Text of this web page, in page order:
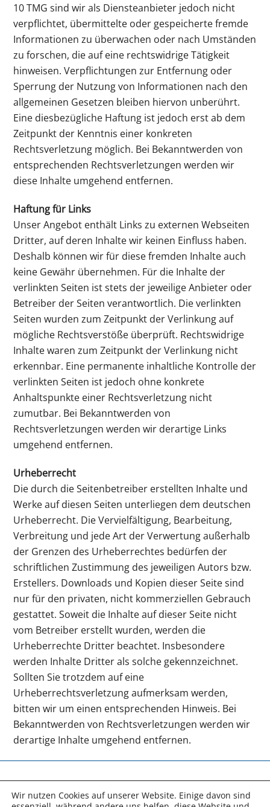
10 TMG sind wir als Diensteanbieter jedoch nicht
verpflichtet, übermittelte oder gespeicherte fremde
Informationen zu überwachen oder nach Umständen
zu forschen, die auf eine rechtswidrige Tätigkeit
hinweisen. Verpflichtungen zur Entfernung oder
Sperrung der Nutzung von Informationen nach den
allgemeinen Gesetzen bleiben hiervon unberührt.
Eine diesbezügliche Haftung ist jedoch erst ab dem
Zeitpunkt der Kenntnis einer konkreten
Rechtsverletzung möglich. Bei Bekanntwerden von
entsprechenden Rechtsverletzungen werden wir
diese Inhalte umgehend entfernen.
Haftung für Links
Unser Angebot enthält Links zu externen Webseiten
Dritter, auf deren Inhalte wir keinen Einfluss haben.
Deshalb können wir für diese fremden Inhalte auch
keine Gewähr übernehmen. Für die Inhalte der
verlinkten Seiten ist stets der jeweilige Anbieter oder
Betreiber der Seiten verantwortlich. Die verlinkten
Seiten wurden zum Zeitpunkt der Verlinkung auf
mögliche Rechtsverstöße überprüft. Rechtswidrige
Inhalte waren zum Zeitpunkt der Verlinkung nicht
erkennbar. Eine permanente inhaltliche Kontrolle der
verlinkten Seiten ist jedoch ohne konkrete
Anhaltspunkte einer Rechtsverletzung nicht
zumutbar. Bei Bekanntwerden von
Rechtsverletzungen werden wir derartige Links
umgehend entfernen.
Urheberrecht
Die durch die Seitenbetreiber erstellten Inhalte und
Werke auf diesen Seiten unterliegen dem deutschen
Urheberrecht. Die Vervielfältigung, Bearbeitung,
Verbreitung und jede Art der Verwertung außerhalb
der Grenzen des Urheberrechtes bedürfen der
schriftlichen Zustimmung des jeweiligen Autors bzw.
Erstellers. Downloads und Kopien dieser Seite sind
nur für den privaten, nicht kommerziellen Gebrauch
gestattet. Soweit die Inhalte auf dieser Seite nicht
vom Betreiber erstellt wurden, werden die
Urheberrechte Dritter beachtet. Insbesondere
werden Inhalte Dritter als solche gekennzeichnet.
Sollten Sie trotzdem auf eine
Urheberrechtsverletzung aufmerksam werden,
bitten wir um einen entsprechenden Hinweis. Bei
Bekanntwerden von Rechtsverletzungen werden wir
derartige Inhalte umgehend entfernen.
To
Wir nutzen Cookies auf unserer Website. Einige davon sind